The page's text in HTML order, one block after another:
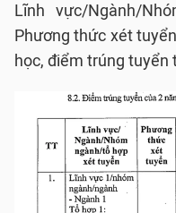
Lĩnh vực/Ngành/
Phương thức xét
học, điểm trúng tuyển